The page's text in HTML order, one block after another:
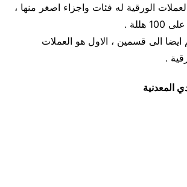
الورقية له فئات واجزاء اصغر منها ،
.
ايضا الى قسمين ، الاول هو العملات
.
المعدنية